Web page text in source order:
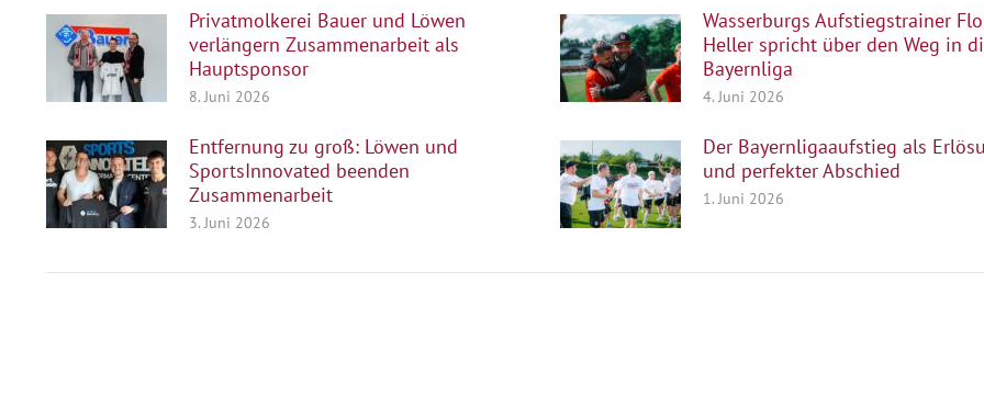
Privatmolkerei Bauer und Löwen
verlängern Zusammenarbeit als
Hauptsponsor
8. Juni 2026
Wasserburgs Aufstiegstrainer
Heller spricht über den Weg in
Bayernliga
4. Juni 2026
Entfernung zu groß: Löwen und
SportsInnovated beenden
Zusammenarbeit
3. Juni 2026
Der Bayernligaaufstieg als
und perfekter Abschied
1. Juni 2026